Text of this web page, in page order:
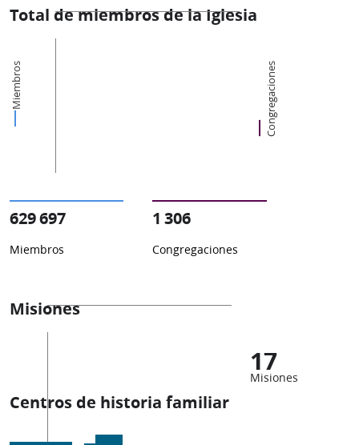
Total de miembros de la Iglesia
Miembros Congregaciones
629 697
Miembros
1 306
Congregaciones
Misiones
17
Misiones
Centros de historia familiar